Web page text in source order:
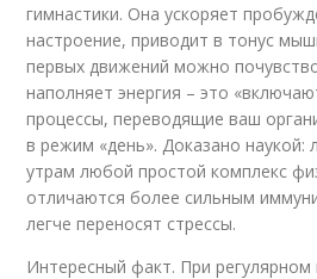
гимнастики. Она ускоряет
настроение, приводит в тонус
первых движений можно
наполняет энергия – это
процессы, переводящие ваш
в режим «день». Доказано
утрам любой простой комплекс
отличаются более сильным
легче переносят стрессы.
Интересный факт. При регулярном